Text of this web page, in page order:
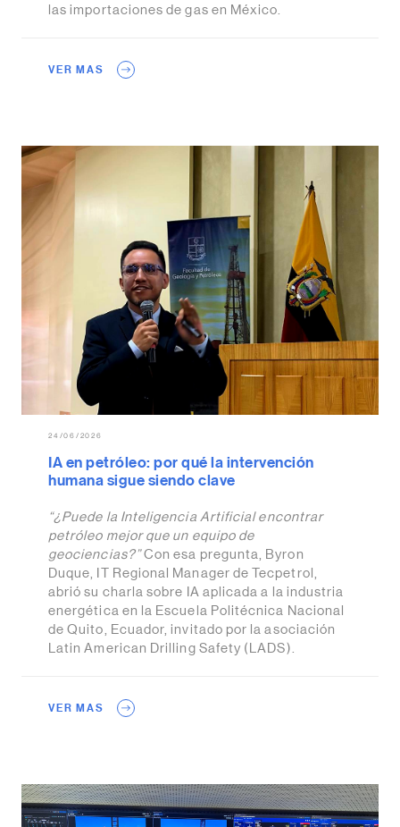
las importaciones de gas en México.
VER MAS
24/06/2026
IA en petróleo: por qué la intervención
humana sigue siendo clave
“¿Puede la Inteligencia Artificial encontrar
petróleo mejor que un equipo de
geociencias?”Con esa pregunta, Byron
Duque, IT Regional Manager de Tecpetrol,
abrió su charla sobre IA aplicada a la industria
energética en la Escuela Politécnica Nacional
de Quito, Ecuador, invitado por la asociación
Latin American Drilling Safety (LADS).
VER MAS